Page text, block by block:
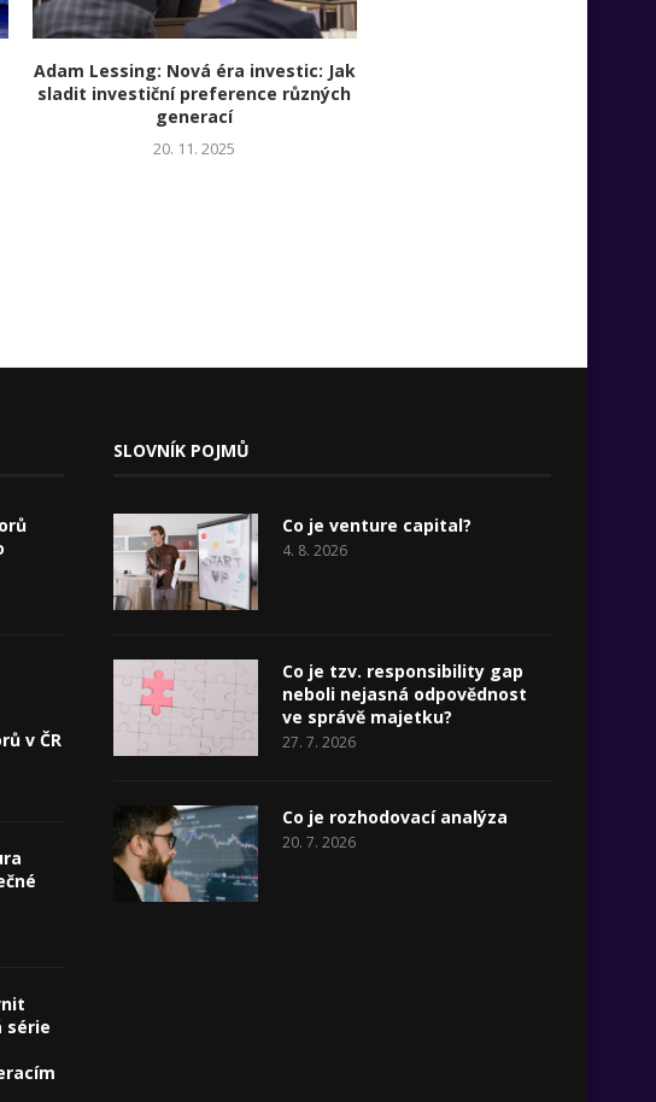
Adam Lessing: Nová éra investic: Jak
sladit investiční preference různých
generací
20. 11. 2025
v ČR
série
SLOVNÍK POJMŮ
Co je venture capital?
4. 8. 2026
Co je tzv. responsibility gap
neboli nejasná odpovědnost
ve správě majetku?
27. 7. 2026
Co je rozhodovací analýza
20. 7. 2026